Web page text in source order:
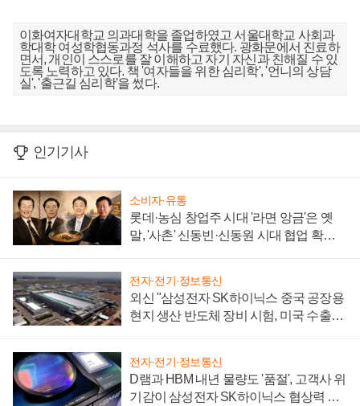
이화여자대학교 의과대학을 졸업하였고 서울대학교 사회과
학대학 여성학협동과정 석사를 수료했다. 광화문에서 진료하
면서, 개인이 스스로를 잘 이해하고 자기 자신과 친해질 수 있
도록 노력하고 있다. 책 '여자들을 위한 심리학', '언니의 상담
실', '출근길 심리학'을 썼다.
인기기사
소비자·유통
롯데·농심 창업주 시대 '라면 앙금'은 옛
말, '사촌' 신동빈·신동원 시대 협업 확대
전자·전기·정보통신
외신 "삼성전자 SK하이닉스 중국 공장용
현지 생산 반도체 장비 시험, 미국 수출통
전자·전기·정보통신
D램과 HBM 내년 물량도 '품절', 고객사 위
기감이 삼성전자 SK하이닉스 협상력 더